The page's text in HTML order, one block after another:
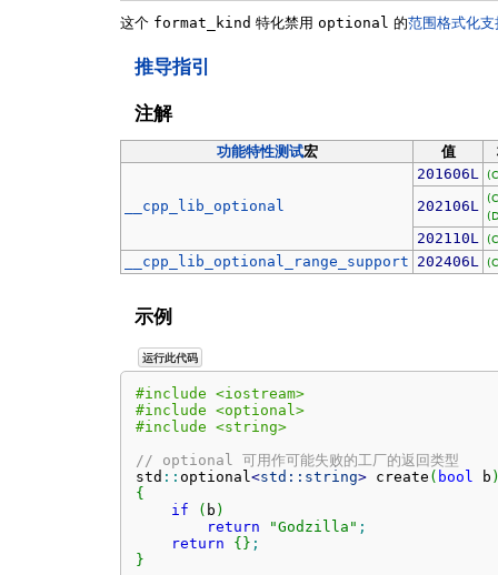
这个 format_kind 特化禁用 optional 的范围格式化支
推导指引
注解
功能特性测试宏 值
__cpp_lib_optional
201606L
202106L
202110L
__cpp_lib_optional_range_support 202406L
示例
运行此代码
#include <iostream>
#include <optional>
#include <string>
// optional 可用作可能失败的工厂的返回类型
std :: optional<std:: string> create ( bool b
{
if
( b )
return
"Godzilla" ;
return
{ } ;
}